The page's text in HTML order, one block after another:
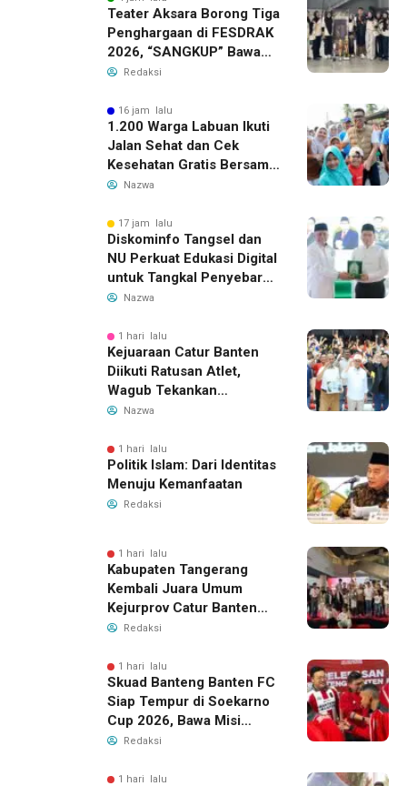
Teater Aksara Borong Tiga
Penghargaan di FESDRAK
2026, “SANGKUP” Bawa
Pulang Juara 2 Grup
Redaksi
16 jam lalu
1.200 Warga Labuan Ikuti
Jalan Sehat dan Cek
Kesehatan Gratis Bersama
Gubernur Banten
Nazwa
17 jam lalu
Diskominfo Tangsel dan
NU Perkuat Edukasi Digital
untuk Tangkal Penyebaran
Hoaks
Nazwa
1 hari lalu
Kejuaraan Catur Banten
Diikuti Ratusan Atlet,
Wagub Tekankan
Pembinaan Dini
Nazwa
1 hari lalu
Politik Islam: Dari Identitas
Menuju Kemanfaatan
Redaksi
1 hari lalu
Kabupaten Tangerang
Kembali Juara Umum
Kejurprov Catur Banten
2026, Raih 24 Medali
Redaksi
1 hari lalu
Skuad Banteng Banten FC
Siap Tempur di Soekarno
Cup 2026, Bawa Misi
Harumkan Nama Banten
Redaksi
1 hari lalu